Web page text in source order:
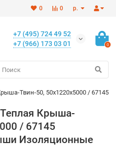
р.
0
0
+7 (495) 724 49 52
+7 (966) 173 03 01
0
Твин-50, 50х1220х5000 / 67145
Теплая Крыша-
/ 67145
Изоляционные